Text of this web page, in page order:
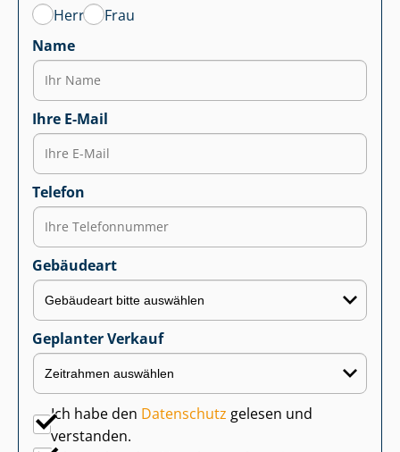
Herr
Frau
Name
Ihre E-Mail
Telefon
Gebäudeart
Geplanter Verkauf
Ich habe den Datenschutz gelesen und
verstanden.